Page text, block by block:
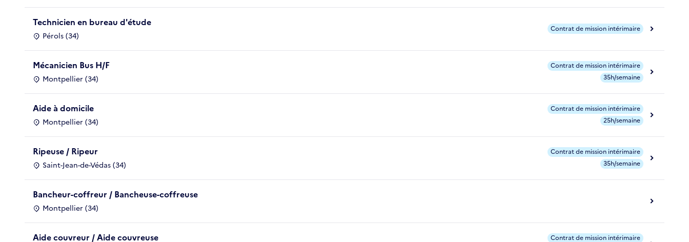
Technicien en bureau d'étude
Pérols (34)
Contrat de mission intérimaire
Mécanicien Bus H/F
Montpellier (34)
Contrat de mission intérimaire
35h/semaine
Aide à domicile
Montpellier (34)
Contrat de mission intérimaire
25h/semaine
Ripeuse / Ripeur
Saint-Jean-de-Védas (34)
Contrat de mission intérimaire
35h/semaine
Bancheur-coffreur / Bancheuse-coffreuse
Montpellier (34)
Aide couvreur / Aide couvreuse
Contrat de mission intérimaire